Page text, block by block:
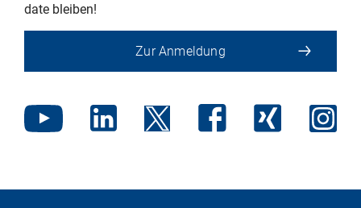
date bleiben!
Zur Anmeldung